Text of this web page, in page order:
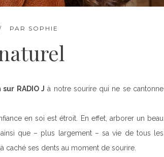
PAR SOPHIE
sur RADIO J à notre sourire qui ne se cantonne
en soi est étroit. En effet, arborer un beau
que – plus largement – sa vie de tous les
caché ses dents au moment de sourire.